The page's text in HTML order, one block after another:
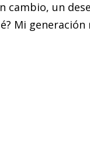
cambio, un
Mi